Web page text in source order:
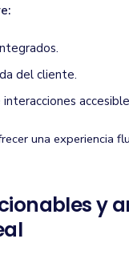
del cliente.
una experiencia
y